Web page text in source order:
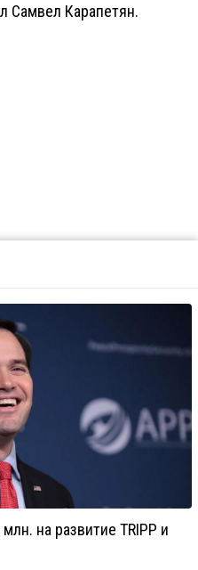
Самвел Карапетян.
на развитие TRIPP и